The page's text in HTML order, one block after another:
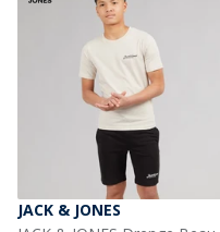
JACK & JONES